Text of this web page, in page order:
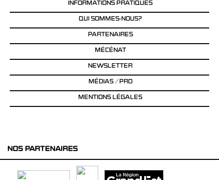
INFORMATIONS PRATIQUES
QUI SOMMES-NOUS?
PARTENAIRES
MÉCÉNAT
NEWSLETTER
MÉDIAS / PRO
MENTIONS LÉGALES
NOS PARTENAIRES